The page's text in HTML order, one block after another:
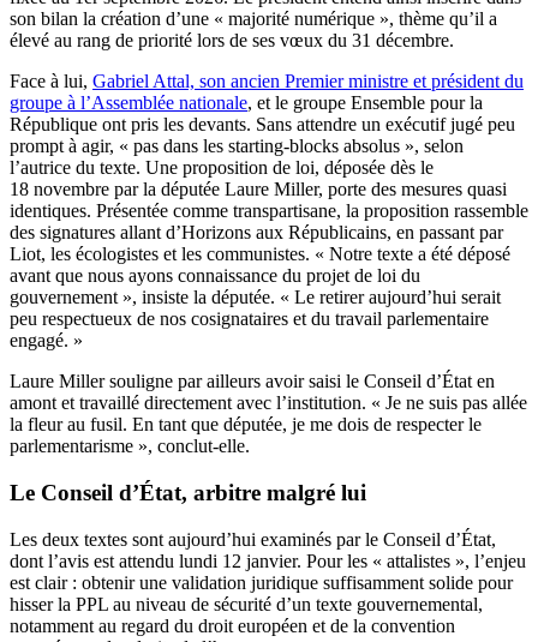
son bilan la création d’une « majorité numérique », thème qu’il a
élevé au rang de priorité lors de ses vœux du 31 décembre.
Face à lui, Gabriel Attal, son ancien Premier ministre et président du
groupe à l’Assemblée nationale, et le groupe Ensemble pour la
République ont pris les devants. Sans attendre un exécutif jugé peu
prompt à agir, « pas dans les starting-blocks absolus », selon
l’autrice du texte. Une proposition de loi, déposée dès le
18 novembre par la députée Laure Miller, porte des mesures quasi
identiques. Présentée comme transpartisane, la proposition rassemble
des signatures allant d’Horizons aux Républicains, en passant par
Liot, les écologistes et les communistes. « Notre texte a été déposé
avant que nous ayons connaissance du projet de loi du
gouvernement », insiste la députée. « Le retirer aujourd’hui serait
peu respectueux de nos cosignataires et du travail parlementaire
engagé. »
Laure Miller souligne par ailleurs avoir saisi le Conseil d’État en
amont et travaillé directement avec l’institution. « Je ne suis pas allée
la fleur au fusil. En tant que députée, je me dois de respecter le
parlementarisme », conclut-elle.
Le Conseil d’État, arbitre malgré lui
Les deux textes sont aujourd’hui examinés par le Conseil d’État,
dont l’avis est attendu lundi 12 janvier. Pour les « attalistes », l’enjeu
est clair : obtenir une validation juridique suffisamment solide pour
hisser la PPL au niveau de sécurité d’un texte gouvernemental,
notamment au regard du droit européen et de la convention